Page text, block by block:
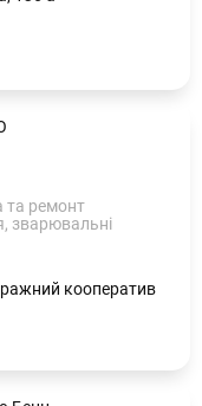
та ремонт
кооператив